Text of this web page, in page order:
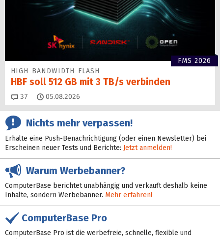
FMS 2026
HIGH BANDWIDTH FLASH
HBF soll 512 GB mit 3 TB/s verbinden
37 Kommentare
05.08.2026
Nichts mehr verpassen!
Erhalte eine Push-Benachrichtigung (oder einen Newsletter) bei
Erscheinen neuer Tests und Berichte: Jetzt anmelden!
Warum Werbebanner?
ComputerBase berichtet unabhängig und verkauft deshalb keine
Inhalte, sondern Werbebanner. Mehr erfahren!
ComputerBase Pro
ComputerBase Pro ist die werbefreie, schnelle, flexible und